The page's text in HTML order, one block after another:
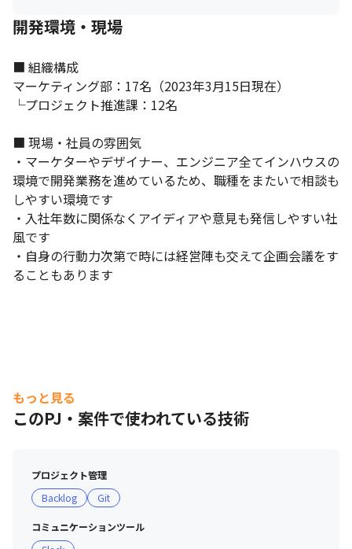
開発環境・現場
■ 組織構成
マーケティング部：17名（2023年3月15日現在）
└プロジェクト推進課：12名
■ 現場・社員の雰囲気
・マーケターやデザイナー、エンジニア全てインハウスの
環境で開発業務を進めているため、職種をまたいで相談も
しやすい環境です
・入社年数に関係なくアイディアや意見も発信しやすい社
風です
・自身の行動力次第で時には経営陣も交えて企画会議をす
ることもあります
もっと見る
このPJ・案件で使われている技術
プロジェクト管理
Backlog
Git
コミュニケーションツール